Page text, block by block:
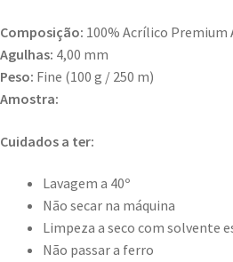
Composição: 100% Acrílico
Agulhas: 4,00 mm
Peso: Fine (100 g / 250 m)
Amostra:
Cuidados a ter:
Lavagem a 40º
Não secar na máquina
Limpeza a seco com solvente
Não passar a ferro